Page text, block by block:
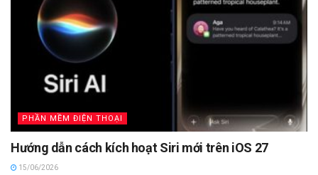
PHẦN MỀM ĐIỆN THOẠI
Hướng dẫn cách kích hoạt Siri mới trên iOS 27
15/06/2026